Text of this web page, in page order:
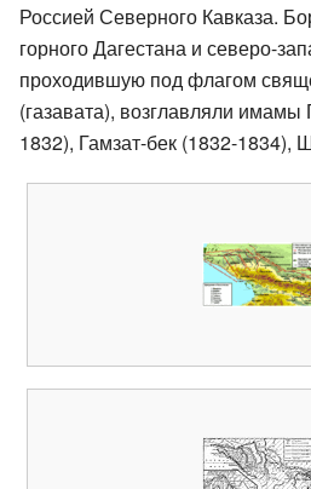
Россией Северного Кавказа.
горного Дагестана и северо-
проходившую под флагом
(газавата), возглавляли
1832), Гамзат-бек (1832-1834),